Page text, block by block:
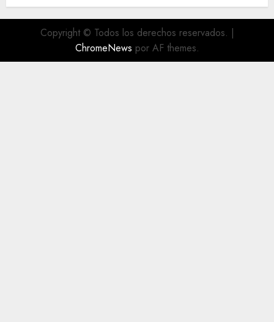
Copyright © Todos los derechos reservados. |
ChromeNews por AF themes.